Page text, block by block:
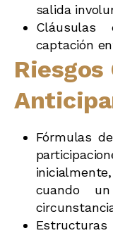
salida
captación
Riesgos
Fórmulas
cuando